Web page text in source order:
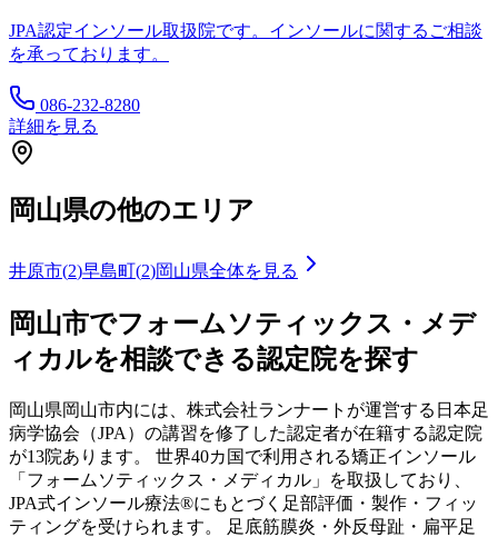
JPA認定インソール取扱院です。インソールに関するご相談
を承っております。
086-232-8280
詳細を見る
岡山県の他のエリア
井原市(2)早島町(2)岡山県全体を見る
岡山市でフォームソティックス・メデ
ィカルを相談できる認定院を探す
岡山県岡山市内には、株式会社ランナートが運営する日本足
病学協会（JPA）の講習を修了した認定者が在籍する認定院
が13院あります。 世界40カ国で利用される矯正インソール
「フォームソティックス・メディカル」を取扱しており、
JPA式インソール療法®にもとづく足部評価・製作・フィッ
ティングを受けられます。 足底筋膜炎・外反母趾・扁平足